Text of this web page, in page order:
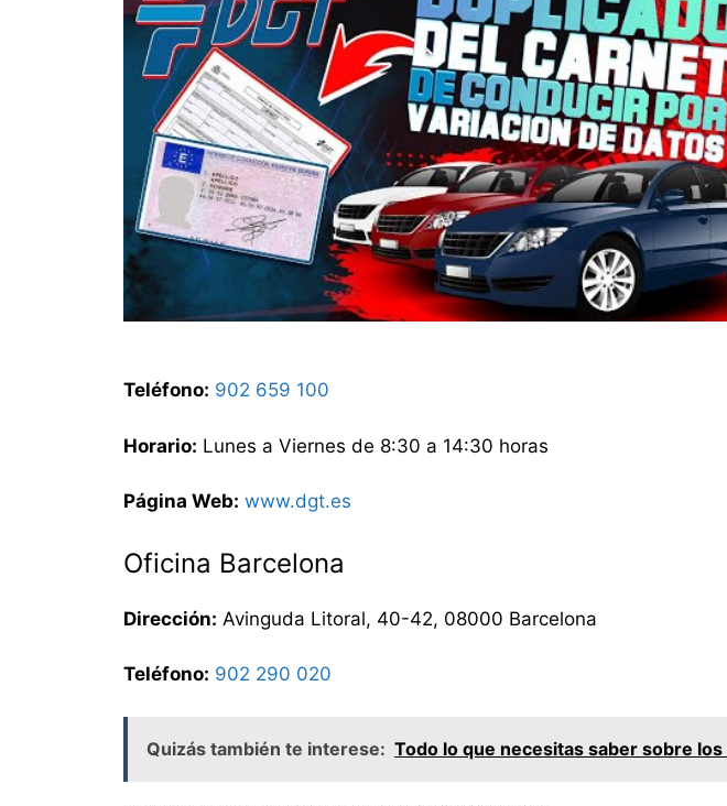
Teléfono: 902 659 100
Horario: Lunes a Viernes de 8:30 a 14:30 horas
Página Web: www.dgt.es
Oficina Barcelona
Dirección: Avinguda Litoral, 40-42, 08000 Barcelona
Teléfono: 902 290 020
Quizás también te interese: Todo lo que necesitas saber sobre